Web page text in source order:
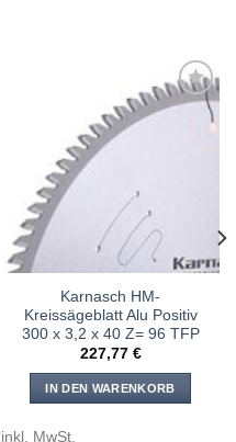
Karnasch HM-
Kreissägeblatt Alu Positiv
300 x 3,2 x 40 Z= 96 TFP
227,77 €
IN DEN WARENKORB
inkl. MwSt.